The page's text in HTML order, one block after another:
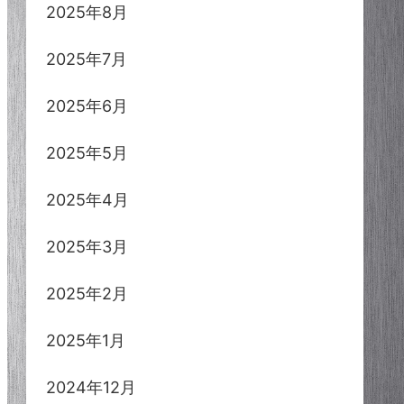
2025年8月
2025年7月
2025年6月
2025年5月
2025年4月
2025年3月
2025年2月
2025年1月
2024年12月